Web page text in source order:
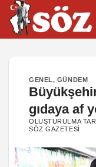
İçeriğe
atla
GENEL, GÜNDEM
gıdaya af
OLUŞTURULMA
SÖZ GAZETESI